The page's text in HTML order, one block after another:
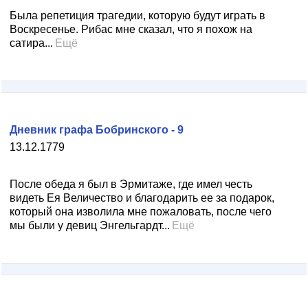
Была репетиция трагедии, которую будут играть в
Воскресенье. Рибас мне сказал, что я похож на
сатира... Ещё
13.12.1779
Дневник графа Бобринского - 9
После обеда я был в Эрмитаже, где имел честь
видеть Ея Величество и благодарить ее за подарок,
который она изволила мне пожаловать, после чего
мы были у девиц Энгельгардт... Ещё